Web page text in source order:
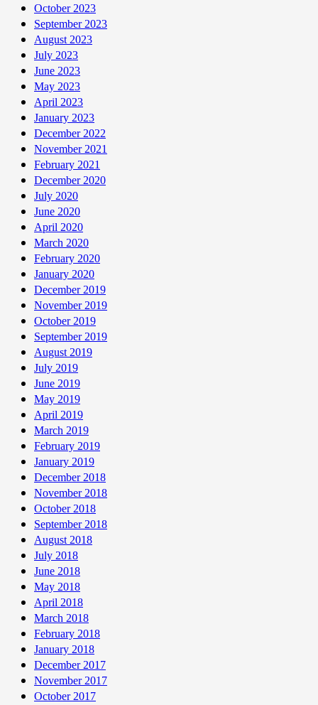
October 2023
September 2023
August 2023
July 2023
June 2023
May 2023
April 2023
January 2023
December 2022
November 2021
February 2021
December 2020
July 2020
June 2020
April 2020
March 2020
February 2020
January 2020
December 2019
November 2019
October 2019
September 2019
August 2019
July 2019
June 2019
May 2019
April 2019
March 2019
February 2019
January 2019
December 2018
November 2018
October 2018
September 2018
August 2018
July 2018
June 2018
May 2018
April 2018
March 2018
February 2018
January 2018
December 2017
November 2017
October 2017